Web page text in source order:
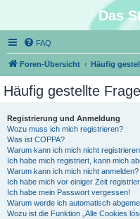
Das
FAQ
Foren-Übersicht Häufig
Häufig gestellte
Registrierung und Anmeldung
Wozu muss ich mich registrieren?
Was ist COPPA?
Warum kann ich mich nicht
Ich habe mich registriert, kann mich
Warum kann ich mich nicht anmelden?
Ich habe mich vor einiger Zeit
Ich habe mein Passwort vergessen!
Warum werde ich automatisch
Wozu ist die Funktion „Alle Cookies